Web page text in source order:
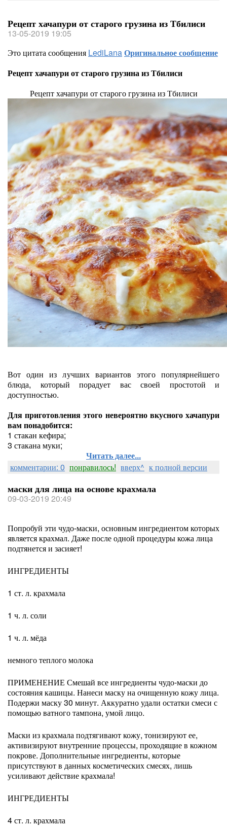
Рецепт хачапури от старого грузина из Тбилиси
13-05-2019 19:05
Это цитата сообщения LediLanaОригинальное сообщение
Рецепт хачапури от старого грузина из Тбилиси
Рецепт хачапури от старого грузина из Тбилиси
Вот один из лучших вариантов этого популярнейшего
блюда, который порадует вас своей простотой и
доступностью.
Для приготовления этого невероятно вкусного хачапури
вам понадобится:
1 стакан кефира;
3 стакана муки;
Читать далее...
комментарии: 0 понравилось! вверх^ к полной версии
маски для лица на основе крахмала
09-03-2019 20:49
Попробуй эти чудо-маски, основным ингредиентом которых
является крахмал. Даже после одной процедуры кожа лица
подтянется и засияет!
ИНГРЕДИЕНТЫ
1 ст. л. крахмала
1 ч. л. соли
1 ч. л. мёда
немного теплого молока
ПРИМЕНЕНИЕ Смешай все ингредиенты чудо-маски до
состояния кашицы. Нанеси маску на очищенную кожу лица.
Подержи маску 30 минут. Аккуратно удали остатки смеси с
помощью ватного тампона, умой лицо.
Маски из крахмала подтягивают кожу, тонизируют ее,
активизируют внутренние процессы, проходящие в кожном
покрове. Дополнительные ингредиенты, которые
присутствуют в данных косметических смесях, лишь
усиливают действие крахмала!
ИНГРЕДИЕНТЫ
4 ст. л. крахмала